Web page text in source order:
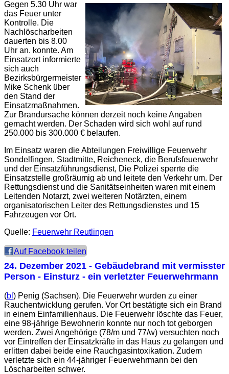
Gegen 5.30 Uhr war
das Feuer unter
Kontrolle. Die
Nachlöscharbeiten
dauerten bis 8.00
Uhr an. konnte. Am
Einsatzort informierte
sich auch
Bezirksbürgermeister
Mike Schenk über
den Stand der
Einsatzmaßnahmen.
Zur Brandursache können derzeit noch keine Angaben
gemacht werden. Der Schaden wird sich wohl auf rund
250.000 bis 300.000 € belaufen.
Im Einsatz waren die Abteilungen Freiwillige Feuerwehr
Sondelfingen, Stadtmitte, Reicheneck, die Berufsfeuerwehr
und der Einsatzführungsdienst, Die Polizei sperrte die
Einsatzstelle großräumig ab und leitete den Verkehr um. Der
Rettungsdienst und die Sanitätseinheiten waren mit einem
Leitenden Notarzt, zwei weiteren Notärzten, einem
organisatorischen Leiter des Rettungsdienstes und 15
Fahrzeugen vor Ort.
Quelle: Feuerwehr Reutlingen
Auf Facebook teilen
24. Dezember 2021 - Gebäudebrand mit vermisster
Person - Einsturz - ein verletzter Feuerwehrmann
(bl ) Penig (Sachsen). Die Feuerwehr wurden zu einer
Rauchentwicklung gerufen. Vor Ort bestätigte sich ein Brand
in einem Einfamilienhaus. Die Feuerwehr löschte das Feuer,
eine 98-jährige Bewohnerin konnte nur noch tot geborgen
werden. Zwei Angehörige (78/m und 77/w) versuchten noch
vor Eintreffen der Einsatzkräfte in das Haus zu gelangen und
erlitten dabei beide eine Rauchgasintoxikation. Zudem
verletzte sich ein 44-jähriger Feuerwehrmann bei den
Löscharbeiten schwer.